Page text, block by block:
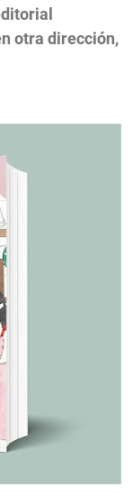
otra dirección,